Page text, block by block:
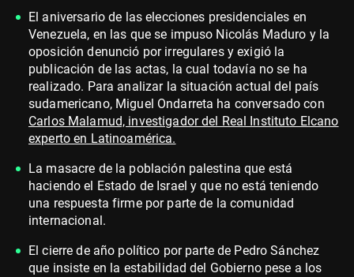
El aniversario de las elecciones presidenciales en
Venezuela, en las que se impuso Nicolás Maduro y la
oposición denunció por irregulares y exigió la
publicación de las actas, la cual todavía no se ha
realizado. Para analizar la situación actual del país
sudamericano, Miguel Ondarreta ha conversado con
Carlos Malamud, investigador del Real Instituto Elcano
experto en Latinoamérica.
La masacre de la población palestina que está
haciendo el Estado de Israel y que no está teniendo
una respuesta firme por parte de la comunidad
internacional.
El cierre de año político por parte de Pedro Sánchez
que insiste en la estabilidad del Gobierno pese a los